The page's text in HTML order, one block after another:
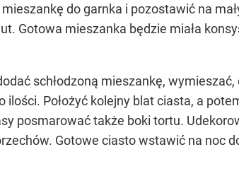
do garnka i pozostawić na
Gotowa mieszanka będzie miała
schłodzoną mieszankę,
Położyć kolejny blat ciasta, a
posmarować także boki tortu.
Gotowe ciasto wstawić na noc